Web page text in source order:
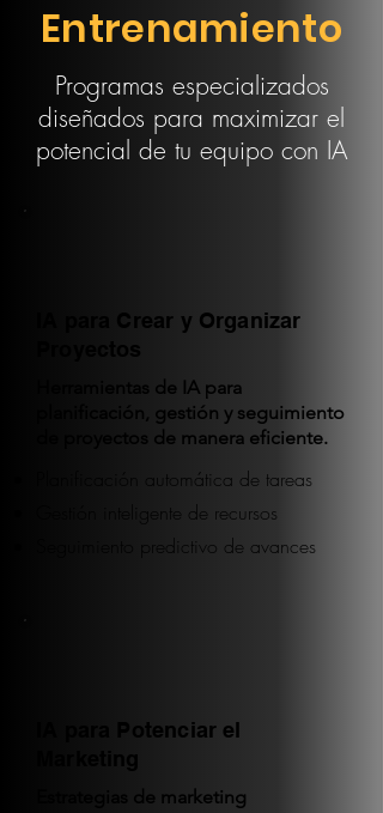
Entrenamiento
Programas especializados
diseñados para maximizar el
potencial de tu equipo con IA
IA para Crear y Organizar
Proyectos
Herramientas de IA para
planificación, gestión y seguimiento
de proyectos de manera eficiente.
Planificación automática de tareas
Gestión inteligente de recursos
Seguimiento predictivo de avances
IA para Potenciar el
Estrategias de marketing